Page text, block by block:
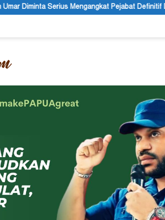
Pejabat Definitif Dirjen Bimas Katolik